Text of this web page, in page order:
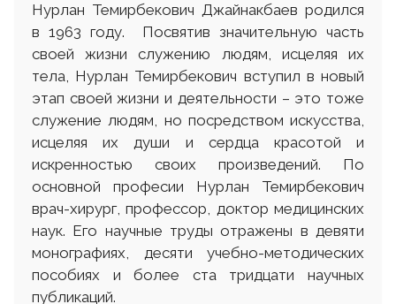
Нурлан Темирбекович Джайнакбаев родился
в 1963 году. Посвятив значительную часть
своей жизни служению людям, исцеляя их
тела, Нурлан Темирбекович вступил в новый
этап своей жизни и деятельности – это тоже
служение людям, но посредством искусства,
исцеляя их души и сердца красотой и
искренностью своих произведений. По
основной професии Нурлан Темирбекович
врач-хирург, профессор, доктор медицинских
наук. Его научные труды отражены в девяти
монографиях, десяти учебно-методических
пособиях и более ста тридцати научных
публикаций.